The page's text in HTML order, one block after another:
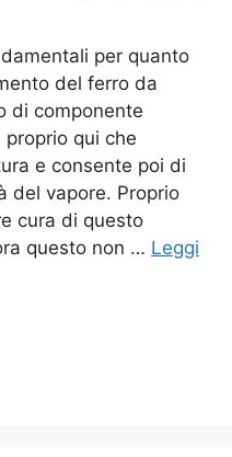
per quanto
del ferro da
di componente
qui che
e consente poi di
del vapore. Proprio
cura di questo
questo non … Leggi